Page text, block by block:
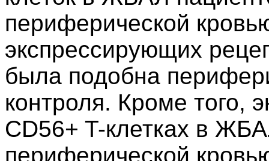
периферической
экспрессирующих
была подобна
контроля. Кроме того,
CD56+ T-клетках в
периферической